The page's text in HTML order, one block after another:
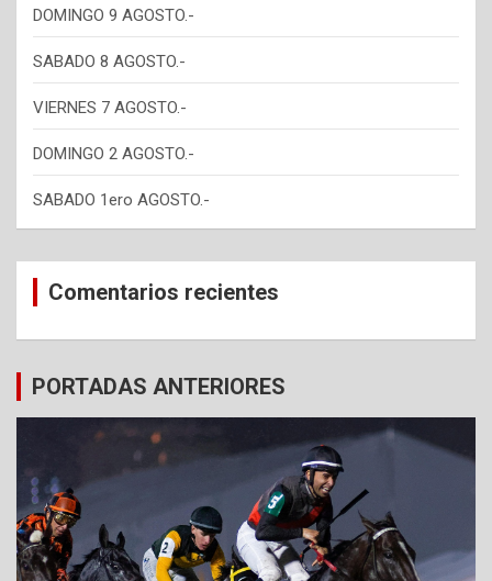
DOMINGO 9 AGOSTO.-
SABADO 8 AGOSTO.-
VIERNES 7 AGOSTO.-
DOMINGO 2 AGOSTO.-
SABADO 1ero AGOSTO.-
Comentarios recientes
PORTADAS ANTERIORES